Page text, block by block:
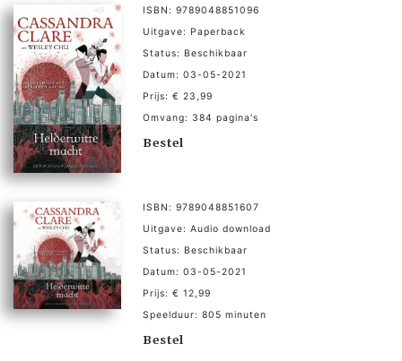
ISBN: 9789048851096
Uitgave: Paperback
Status: Beschikbaar
Datum: 03-05-2021
Prijs: € 23,99
Omvang: 384 pagina's
Bestel
ISBN: 9789048851607
Uitgave: Audio download
Status: Beschikbaar
Datum: 03-05-2021
Prijs: € 12,99
Speelduur: 805 minuten
Bestel